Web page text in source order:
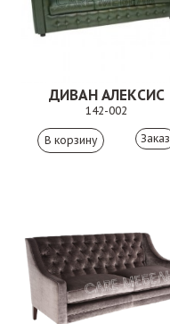
ДИВАН АЛЕКСИС
142-002
Заказ